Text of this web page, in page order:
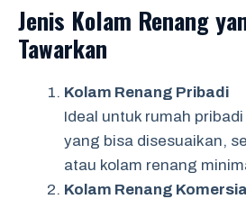
Jenis Kolam Renang
Tawarkan
Kolam Renang Pribadi
Ideal untuk rumah
yang bisa disesuaikan,
atau kolam renang
Kolam Renang